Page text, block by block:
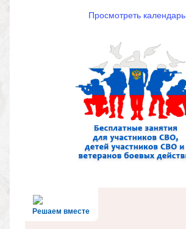
Просмотреть календарь
Решаем вместе